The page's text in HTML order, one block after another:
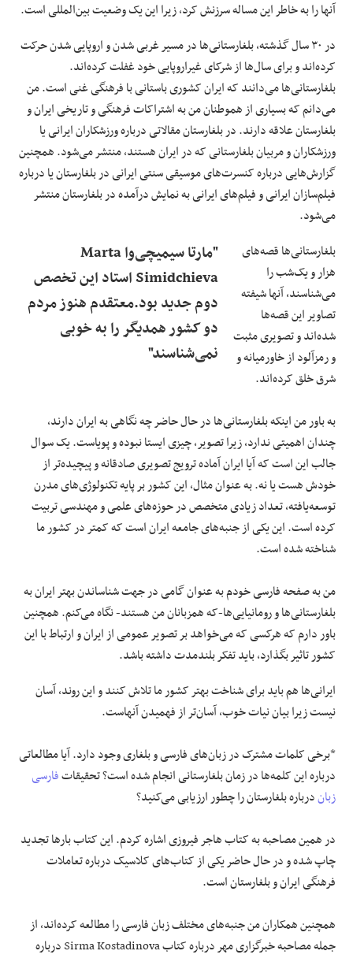
آنها را به خاطر این مساله سرزنش کرد، زیرا این یک وضعیت بین‌المللی است.
در ۳۰ سال گذشته، بلغارستانی‌ها در مسیر غربی شدن و اروپایی شدن حرکت
کرده‌اند و برای سال‌ها از شرکای غیراروپایی خود غفلت کرده‌اند.
بلغارستانی‌ها می‌دانند که ایران کشوری باستانی با فرهنگی غنی است. من
می‌دانم که بسیاری از هموطنان من به اشتراکات فرهنگی و تاریخی ایران و
بلغارستان علاقه دارند. در بلغارستان مقالاتی درباره ورزشکاران ایرانی یا
ورزشکاران و مربیان بلغارستانی که در ایران هستند، منتشر می‌شود. همچنین
گزارش‌هایی درباره کنسرت‌های موسیقی سنتی ایرانی در بلغارستان یا درباره
فیلم‌سازان ایرانی و فیلم‌های ایرانی به نمایش درآمده در بلغارستان منتشر
می‌شود.
"مارتا سیمیچی‌وا Marta
Simidchieva استاد این تخصص
دوم جدید بود.معتقدم هنوز مردم
دو کشور همدیگر را به خوبی
نمی‌شناسند"
بلغارستانی‌ها قصه‌های
هزار و یک‌شب را
می‌شناسند، آنها شیفته
تصاویر این قصه‌ها
شده‌اند و تصویری مثبت
و رمزآلود از خاورمیانه و
شرق خلق کرده‌اند.
به باور من اینکه بلغارستانی‌ها در حال حاضر چه نگاهی به ایران دارند،
چندان اهمیتی ندارد، زیرا تصویر، چیزی ایستا نبوده و پویاست. یک سوال
جالب این است که آیا ایران آماده ترویج تصویری صادقانه و پیچیده‌تر از
خودش هست یا نه. به عنوان مثال، این کشور بر پایه تکنولوژی‌های مدرن
توسعه‌یافته، تعداد زیادی متخصص در حوزه‌های علمی و مهندسی تربیت
کرده است. این یکی از جنبه‌های جامعه ایران است که کمتر در کشور ما
شناخته شده است.
من به صفحه فارسی خودم به عنوان گامی در جهت شناساندن بهتر ایران به
بلغارستانی‌ها و رومانیایی‌ها-که همزبانان من هستند- نگاه می‌کنم. همچنین
باور دارم که هرکسی که می‌خواهد بر تصویر عمومی از ایران و ارتباط با این
کشور تاثیر بگذارد، باید تفکر بلندمدت داشته باشد.
ایرانی‌ها هم باید برای شناخت بهتر کشور ما تلاش کنند و این روند، آسان
نیست زیرا بیان نیات خوب، آسان‌تر از فهمیدن آنهاست.
*برخی کلمات مشترک در زبان‌های فارسی و بلغاری وجود دارد. آیا مطالعاتی
درباره این کلمه‌ها در زمان بلغارستانی انجام شده است؟ تحقیقاتفارسی
زباندرباره بلغارستان را چطور ارزیابی می‌کنید؟
در همین مصاحبه به کتاب هاجر فیروزی اشاره کردم. این کتاب بارها تجدید
چاپ شده و در حال حاضر یکی از کتاب‌های کلاسیک درباره تعاملات
فرهنگی ایران و بلغارستان است.
همچنین همکاران من جنبه‌های مختلف زبان فارسی را مطالعه کرده‌اند، از
جمله مصاحبه خبرگزاری مهر درباره کتاب Sirma Kostadinova درباره